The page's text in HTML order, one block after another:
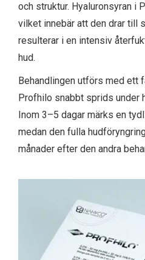
och struktur. Hyaluronsyran i
vilket innebär att den drar till
resulterar i en intensiv
hud.
Behandlingen utförs med ett
Profhilo snabbt sprids under
Inom 3–5 dagar märks en
medan den fulla
månader efter den andra